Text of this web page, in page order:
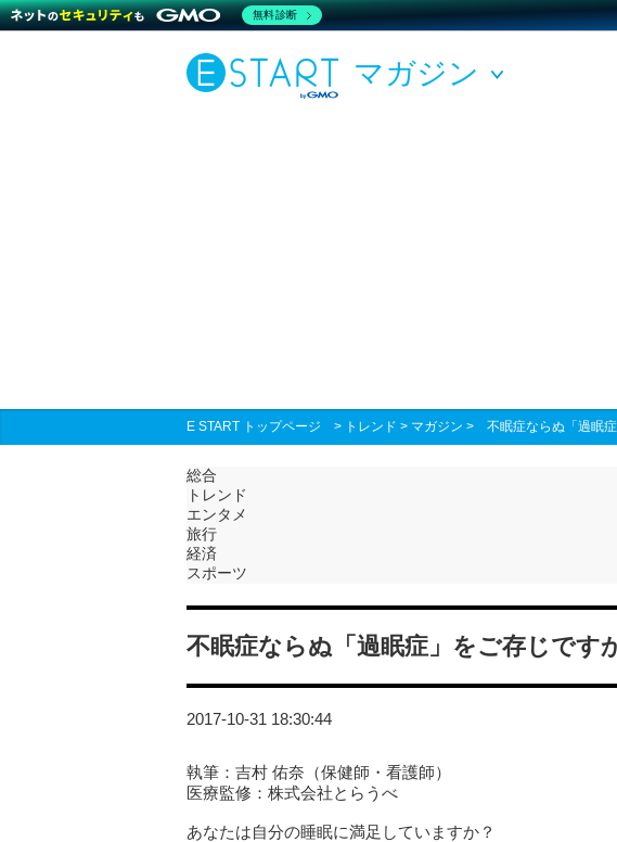
マガジン
E START トップページ > トレンド > マガジン > 不眠症ならぬ「過眠
総合
トレンド
エンタメ
旅行
経済
スポーツ
不眠症ならぬ「過眠症」をご存じです
2017-10-31 18:30:44
執筆：吉村 佑奈（保健師・看護師）
医療監修：株式会社とらうべ
あなたは自分の睡眠に満足していますか？
無料診断